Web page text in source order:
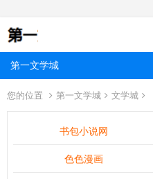
第一文学城
您的位置 第一文学城 文学城
书包小说网
色色漫画